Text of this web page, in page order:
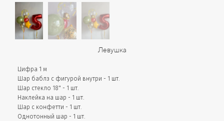
Левушка
Цифра 1 м
Шар баблз с фигурой внутри - 1 шт.
Шар стекло 18" - 1 шт.
Наклейка на шар - 1 шт.
Шар с конфетти - 1 шт.
Однотонный шар - 1 шт.